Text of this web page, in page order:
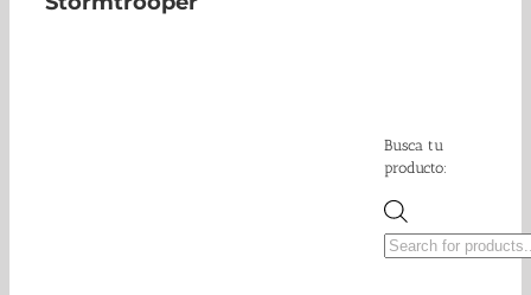
Busca tu
producto:
de